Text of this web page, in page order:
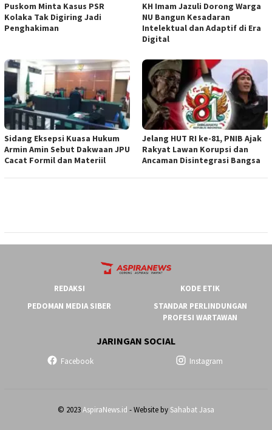
‎Puskom Minta Kasus PSR
Kolaka Tak Digiring Jadi
Penghakiman
KH Imam Jazuli Dorong Warga
NU Bangun Kesadaran
Intelektual dan Adaptif di Era
Digital
‎Sidang Eksepsi Kuasa Hukum
Armin Amin Sebut Dakwaan JPU
Cacat Formil dan Materiil
Jelang HUT RI ke-81, PNIB Ajak
Rakyat Lawan Korupsi dan
Ancaman Disintegrasi Bangsa
REDAKSI
KODE ETIK
PEDOMAN MEDIA SIBER
STANDAR PERLINDUNGAN
PROFESI WARTAWAN
JARINGAN SOCIAL
Facebook Instagram
© 2023AspiraNews.id - Website by Sahabat Jasa